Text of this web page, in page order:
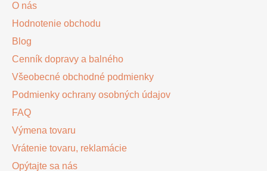
O nás
Hodnotenie obchodu
Blog
Cenník dopravy a balného
Všeobecné obchodné podmienky
Podmienky ochrany osobných údajov
FAQ
Výmena tovaru
Vrátenie tovaru, reklamácie
Opýtajte sa nás